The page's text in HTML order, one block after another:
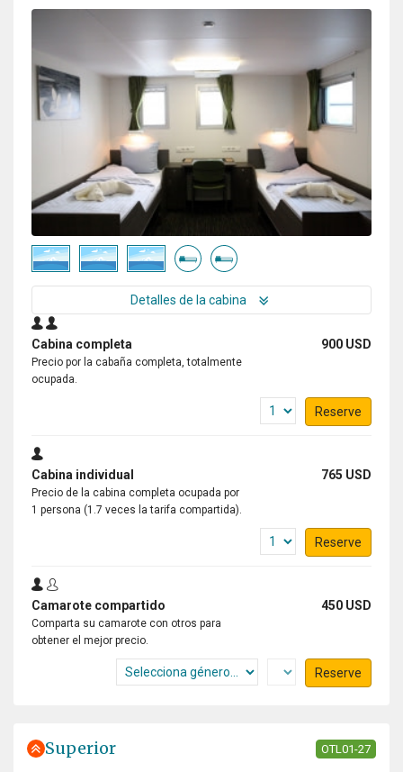
Detalles de la cabina
Cabina completa 900 USD
Precio por la cabaña completa, totalmente
ocupada.
Reserve
Cabina individual 765 USD
Precio de la cabina completa ocupada por
1 persona (1.7 veces la tarifa compartida).
Reserve
Camarote compartido 450 USD
Comparta su camarote con otros para
obtener el mejor precio.
Reserve
Superior OTL01-27